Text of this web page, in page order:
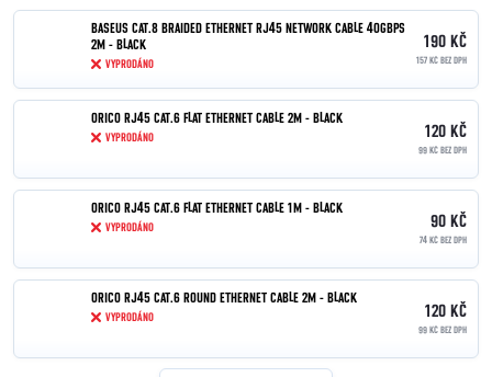
BASEUS CAT.8 BRAIDED ETHERNET RJ45 NETWORK CABLE 40GBPS
2M - BLACK
VYPRODÁNO
190 KČ
157 KČ BEZ DPH
ORICO RJ45 CAT.6 FLAT ETHERNET CABLE 2M - BLACK
VYPRODÁNO 120 KČ
99 KČ BEZ DPH
ORICO RJ45 CAT.6 FLAT ETHERNET CABLE 1M - BLACK
VYPRODÁNO 90 KČ
74 KČ BEZ DPH
ORICO RJ45 CAT.6 ROUND ETHERNET CABLE 2M - BLACK
VYPRODÁNO 120 KČ
99 KČ BEZ DPH